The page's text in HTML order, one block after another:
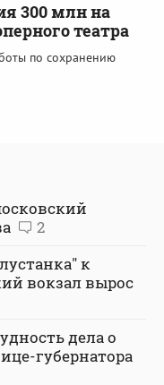
300 млн на
театра
по сохранению
2
к
вокзал вырос
дела о
губернатора